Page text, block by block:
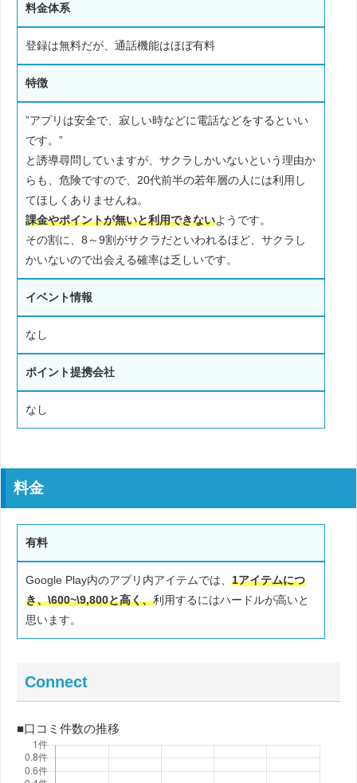
料金体系
登録は無料だが、通話機能はほぼ有料
特徴
”アプリは安全で、寂しい時などに電話などをするといい
です。”
と誘導尋問していますが、サクラしかいないという理由か
らも、危険ですので、20代前半の若年層の人には利用し
てほしくありませんね。
課金やポイントが無いと利用できないようです。
その割に、8～9割がサクラだといわれるほど、サクラし
かいないので出会える確率は乏しいです。
イベント情報
なし
ポイント提携会社
なし
料金
有料
Google Play内のアプリ内アイテムでは、 1アイテムにつ
き、\600~\9,800と高く、利用するにはハードルが高いと
思います。
Connect
■口コミ件数の推移